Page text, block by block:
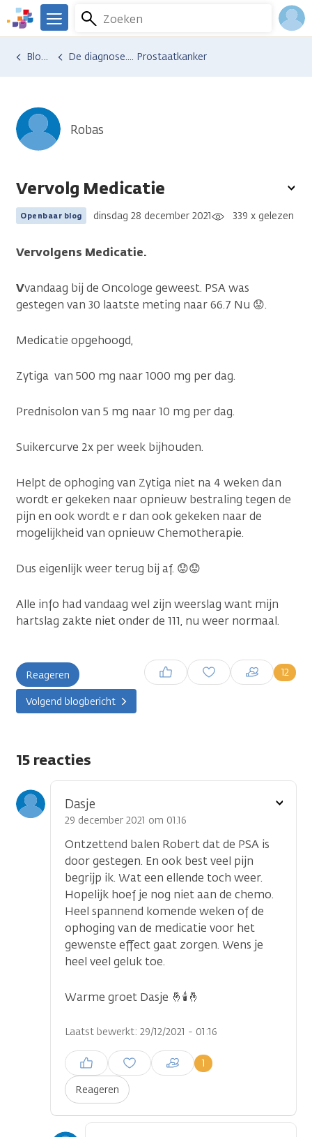
Overslaan
en
naar
We
er
Kanker.nl
Zoeken
Menu
Ervaringen van anderen
Blogsoverzicht De diagnose.... Prostaatkanker
Robas
Vervolg Medicatie
Openbaar blog dinsdag 28 december 2021 339 x gelezen
Vervolgens Medicatie.
Vvandaag bij de Oncologe geweest. PSA was
gestegen van 30 laatste meting naar 66.7 Nu 😟.
Medicatie opgehoogd,
Zytiga van 500 mg naar 1000 mg per dag.
Prednisolon van 5 mg naar 10 mg per dag.
Suikercurve 2x per week bijhouden.
Helpt de ophoging van Zytiga niet na 4 weken dan
wordt er gekeken naar opnieuw bestraling tegen de
pijn en ook wordt e r dan ook gekeken naar de
mogelijkheid van opnieuw Chemotherapie.
Dus eigenlijk weer terug bij af. 😟😟
Alle info had vandaag wel zijn weerslag want mijn
hartslag zakte niet onder de 111, nu weer normaal.
Reageren 12
Inloggen om een reactie te
plaatsen
Volgend blogbericht
15 reacties
Dasje
29 december 2021 om 01.16
Ontzettend balen Robert dat de PSA is
door gestegen. En ook best veel pijn
begrijp ik. Wat een ellende toch weer.
Hopelijk hoef je nog niet aan de chemo.
Heel spannend komende weken of de
ophoging van de medicatie voor het
gewenste effect gaat zorgen. Wens je
heel veel geluk toe.
Warme groet Dasje 🤞🕯️🤞
Laatst bewerkt: 29/12/2021 - 01:16
Reageren
1
Inloggen om een reactie te
plaatsen
Toon